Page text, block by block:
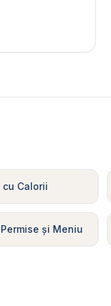
cu Calorii
și Meniu